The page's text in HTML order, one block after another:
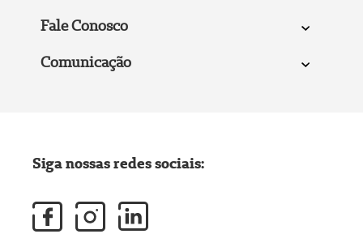
Fale Conosco
Comunicação
Siga nossas redes sociais: